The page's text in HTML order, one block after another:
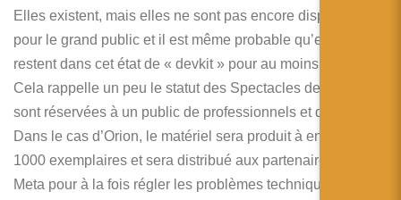
Elles existent, mais elles ne sont pas encore disponibles
pour le grand public et il est même probable qu’elles
restent dans cet état de « devkit » pour au moins 3 ans.
Cela rappelle un peu le statut des Spectacles de Snap qui
sont réservées à un public de professionnels et de créatifs.
Dans le cas d’Orion, le matériel sera produit à environ
1000 exemplaires et sera distribué aux partenaires de
Meta pour à la fois régler les problèmes techniques et